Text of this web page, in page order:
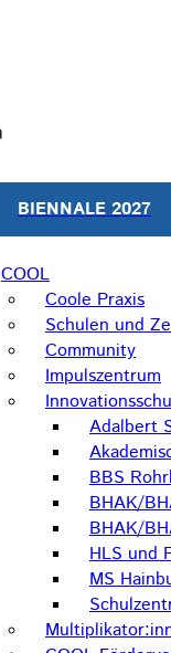
BIENNALE 2027
COOL
Coole Praxis
Schulen und
Community
Impulszentrum
Adalbert
BBS
BHAK/
BHAK/
HLS und
MS